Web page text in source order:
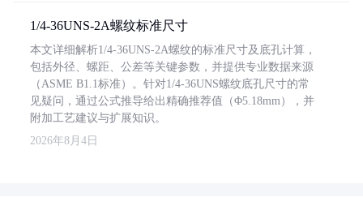
1/4-36UNS-2A螺纹标准尺寸
本文详细解析1/4-36UNS-2A螺纹的标准尺寸及底孔计算，
包括外径、螺距、公差等关键参数，并提供专业数据来源
（ASME B1.1标准）。针对1/4-36UNS螺纹底孔尺寸的常
见疑问，通过公式推导给出精确推荐值（Φ5.18mm），并
附加工艺建议与扩展知识。
2026年8月4日